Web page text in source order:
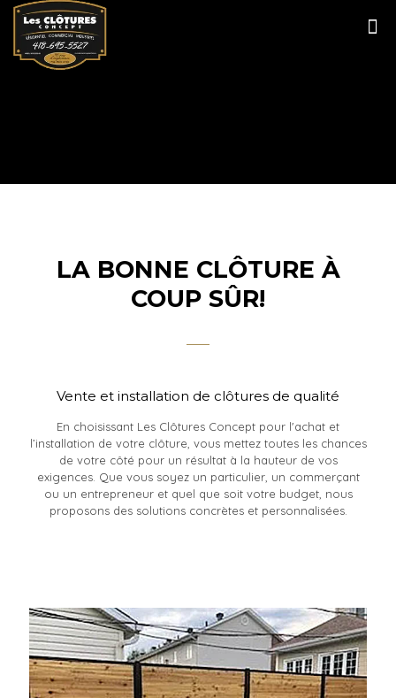
LA BONNE CLÔTURE À
COUP SÛR!
Vente et installation de clôtures de qualité
En choisissant Les Clôtures Concept pour l'achat et
l’installation de votre clôture, vous mettez toutes les chances
de votre côté pour un résultat à la hauteur de vos
exigences. Que vous soyez un particulier, un commerçant
ou un entrepreneur et quel que soit votre budget, nous
proposons des solutions concrètes et personnalisées.